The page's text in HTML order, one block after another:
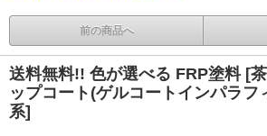
前の商品へ
送料無料!! 色が選べる FRP塗料 [
ップコート(ゲルコートインパラフ
系]